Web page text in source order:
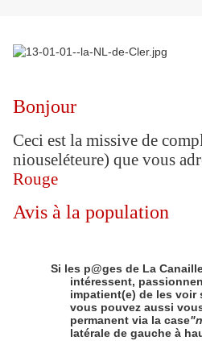
Bonjour
Ceci est la missive de
niouseléteure) que vous
Rouge
Avis à la population
Si les p@ges de La
intéressent,
impatient(e) de les voir
vous pouvez aussi
permanent via la case
latérale de gauche à